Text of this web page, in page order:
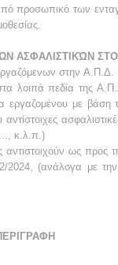
προσωπικό των
ΑΣΦΑΛΙΣΤΙΚΏΝ
στην
πεδία της Α.Π.Δ.
με
κ.λ.π.)
ως προς
2024, (ανάλογα με